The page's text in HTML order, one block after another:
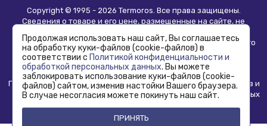
Copyright © 1995 - 2026 Termoros. Все права защищены.
Сведения о товаре и его цене, размещенные на сайте, не
Информацию о возможности приобретения соответствующего
товара и условиях такого приобретения уточняйте в отделе
продаж.
Политика конфиденциальности, использования сookie-файлов и
обработка персональных данных
Продолжая использовать наш сайт, Вы соглашаетесь
на обработку куки-файлов (cookie-файлов) в
соответствии с Политикой конфиденциальности и
обработкой персональных данных. Вы можете
заблокировать использование куки-файлов (cookie-
файлов) сайтом, изменив настойки Вашего браузера.
В случае несогласия можете покинуть наш сайт.
ПРИНЯТЬ